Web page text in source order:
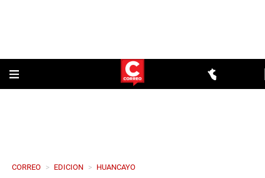
CORREO > EDICION > HUANCAYO